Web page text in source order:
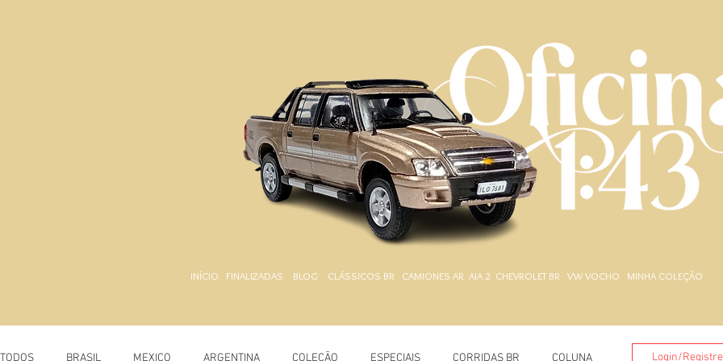
.
INÍCIO FINALIZADAS BLOG CLÁSSICOS BR CAMIONES AR AIA 2 CHEVROLET BR VW VOCHO MINHA COLEÇÃO
TODOS BRASIL MEXICO ARGENTINA COLEÇÃO ESPECIAIS CORRIDAS BR COLUNA Login/